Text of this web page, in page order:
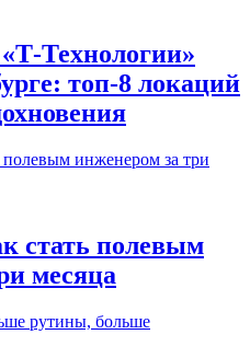
Технологии»
топ-8 локаций
стать полевым
месяца